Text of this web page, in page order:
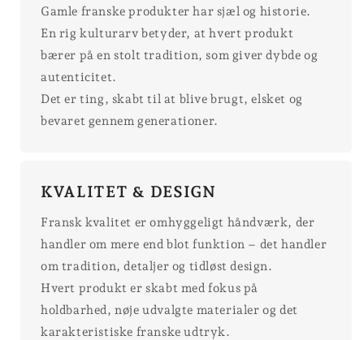
Gamle franske produkter har sjæl og historie.
En rig kulturarv betyder, at hvert produkt
bærer på en stolt tradition, som giver dybde og
autenticitet.
Det er ting, skabt til at blive brugt, elsket og
bevaret gennem generationer.
KVALITET & DESIGN
Fransk kvalitet er omhyggeligt håndværk, der
handler om mere end blot funktion – det handler
om tradition, detaljer og tidløst design.
Hvert produkt er skabt med fokus på
holdbarhed, nøje udvalgte materialer og det
karakteristiske franske udtryk.